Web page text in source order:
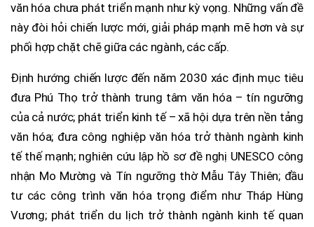
văn hóa chưa phát triển mạnh như kỳ vọng. Những vấn đề
này đòi hỏi chiến lược mới, giải pháp mạnh mẽ hơn và sự
phối hợp chặt chẽ giữa các ngành, các cấp.
Định hướng chiến lược đến năm 2030 xác định mục tiêu
đưa Phú Thọ trở thành trung tâm văn hóa – tín ngưỡng
của cả nước; phát triển kinh tế – xã hội dựa trên nền tảng
văn hóa; đưa công nghiệp văn hóa trở thành ngành kinh
tế thế mạnh; nghiên cứu lập hồ sơ đề nghị UNESCO công
nhận Mo Mường và Tín ngưỡng thờ Mẫu Tây Thiên; đầu
tư các công trình văn hóa trọng điểm như Tháp Hùng
Vương; phát triển du lịch trở thành ngành kinh tế quan